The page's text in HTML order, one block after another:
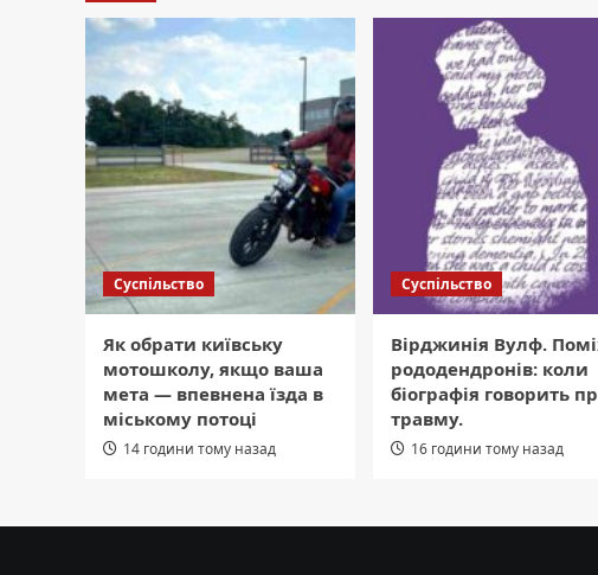
Суспільство
Як обрати київську
мотошколу, якщо ваша
мета — впевнена їзда в
міському потоці
14 години тому назад
Суспільство
Вірджинія Вулф.
рододендронів: коли
біографія говорить
травму.
16 години тому назад